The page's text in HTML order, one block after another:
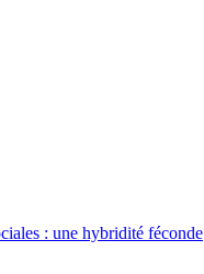
: une hybridité féconde